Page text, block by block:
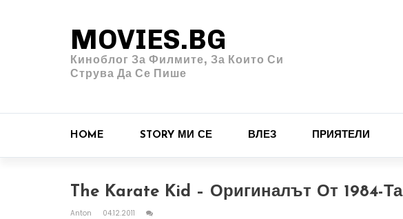
MOVIES.BG
Киноблог За Филмите, За Които Си
Струва Да Се Пише
HOME STORY МИ СЕ ВЛЕЗ ПРИЯТЕЛИ
The Karate Kid – Оригиналът От 1984-Та
Anton 04.12.2011